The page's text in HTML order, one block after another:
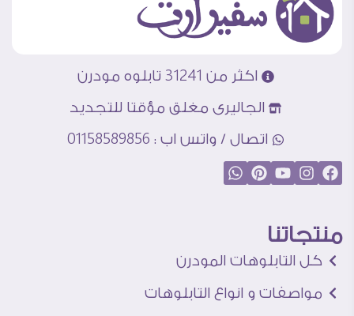
اكثر من 31241 تابلوه مودرن
الجاليرى مغلق مؤقتا للتجديد
اتصال / واتس اب : 01158589856
منتجاتنا
كل التابلوهات المودرن
مواصفات و انواع التابلوهات